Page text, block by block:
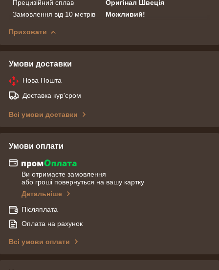
Прецизійний сплав
Оригінал Швеція
Замовлення від 10 метрів
Можливий!
Приховати
Умови доставки
Нова Пошта
Доставка кур'єром
Всі умови доставки
Умови оплати
Ви отримаєте замовлення
або гроші повернуться на вашу картку
Детальніше
Післяплата
Оплата на рахунок
Всі умови оплати